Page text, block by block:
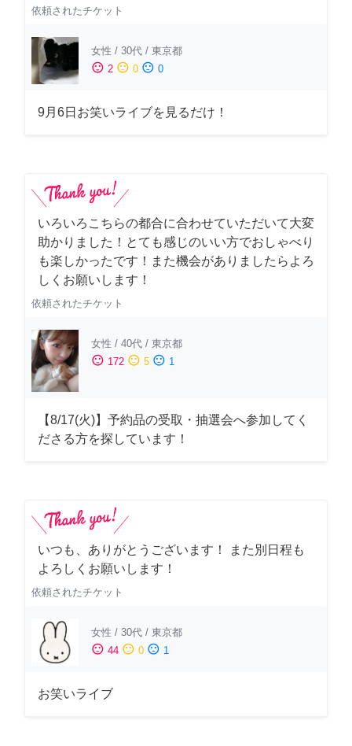
依頼されたチケット
女性 / 30代 / 東京都
sentiment_satisfied 2 sentiment_neutral 0 sentiment_dissatisfied 0
9月6日お笑いライブを見るだけ！
いろいろこちらの都合に合わせていただいて大変
助かりました！とても感じのいい方でおしゃべり
も楽しかったです！また機会がありましたらよろ
しくお願いします！
依頼されたチケット
女性 / 40代 / 東京都
sentiment_satisfied 172 sentiment_neutral 5 sentiment_dissatisfied 1
【8/17(火)】予約品の受取・抽選会へ参加してく
ださる方を探しています！
いつも、ありがとうございます！ また別日程も
よろしくお願いします！
依頼されたチケット
女性 / 30代 / 東京都
sentiment_satisfied 44 sentiment_neutral 0 sentiment_dissatisfied 1
お笑いライブ